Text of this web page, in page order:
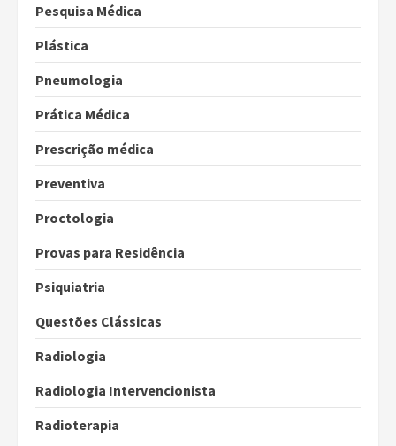
Pesquisa Médica
Plástica
Pneumologia
Prática Médica
Prescrição médica
Preventiva
Proctologia
Provas para Residência
Psiquiatria
Questões Clássicas
Radiologia
Radiologia Intervencionista
Radioterapia